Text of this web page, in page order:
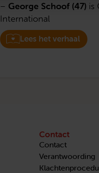
– George Schoof (47) is
International
Lees het verhaal
Contact
Contact
Verantwoording